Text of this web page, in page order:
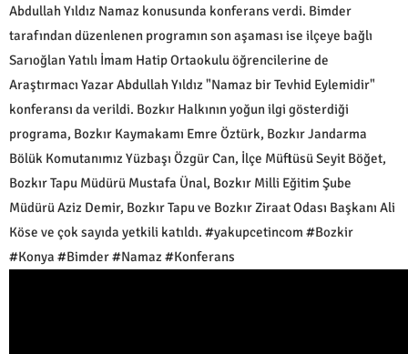
Abdullah Yıldız Namaz konusunda konferans verdi. Bimder
tarafından düzenlenen programın son aşaması ise ilçeye bağlı
Sarıoğlan Yatılı İmam Hatip Ortaokulu öğrencilerine de
Araştırmacı Yazar Abdullah Yıldız "Namaz bir Tevhid Eylemidir"
konferansı da verildi. Bozkır Halkının yoğun ilgi gösterdiği
programa, Bozkır Kaymakamı Emre Öztürk, Bozkır Jandarma
Bölük Komutanımız Yüzbaşı Özgür Can, İlçe Müftüsü Seyit Böğet,
Bozkır Tapu Müdürü Mustafa Ünal, Bozkır Milli Eğitim Şube
Müdürü Aziz Demir, Bozkır Tapu ve Bozkır Ziraat Odası Başkanı Ali
Köse ve çok sayıda yetkili katıldı. #yakupcetincom #Bozkir
#Konya #Bimder #Namaz #Konferans